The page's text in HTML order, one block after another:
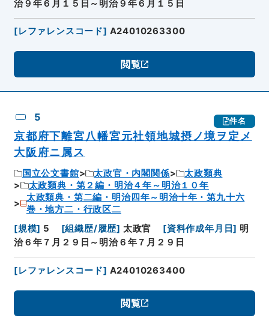
治９年６月１５日～明治９年６月１５日
[レファレンスコード] A24010263300
閲覧
5 件名
京都府下離宮八幡宮元社領地城摂ノ境ヲ定メ
大阪府ニ属ス
国立公文書館 太政官・内閣関係
太政類典
太政類典・第２編・明治４年～明治１０年
太政類典・第二編・明治四年～明治十年・第九十六
巻・地方二・行政区二
[規模] 5 [組織歴/履歴] 太政官 [資料作成年月日] 明
治６年７月２９日～明治６年７月２９日
[レファレンスコード] A24010263400
閲覧